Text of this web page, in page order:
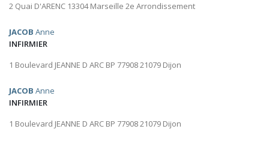
2 Quai D'ARENC 13304 Marseille 2e Arrondissement
JACOB Anne
INFIRMIER
1 Boulevard JEANNE D ARC BP 77908 21079 Dijon
JACOB Anne
INFIRMIER
1 Boulevard JEANNE D ARC BP 77908 21079 Dijon